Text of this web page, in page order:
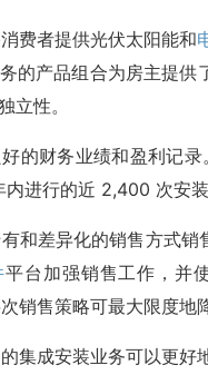
费者提供光伏太阳能和
的产品组合为房主提
立性。
的财务业绩和盈利记
进行的近 2,400 次安装
和差异化的销售方式
平台加强销售工作，并
销售策略可最大限度地
集成安装业务可以更好